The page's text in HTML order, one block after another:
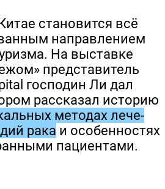
ста­но­вит­ся всё
направ­ле­ни­ем
На выстав­ке
пред­ста­ви­тель
гос­по­дин Ли дал
рас­ска­зал исто­рию
мето­дах лече­
рака и осо­бен­но­стях
пациентами.